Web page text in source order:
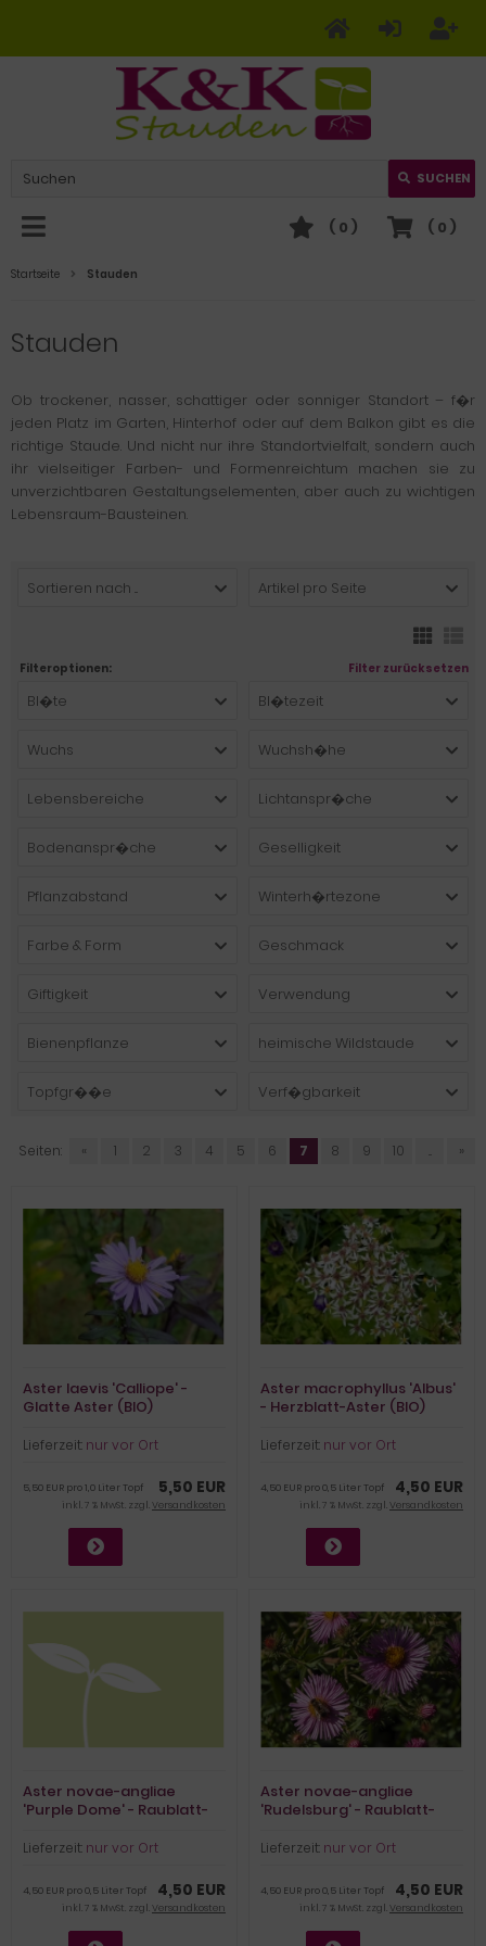
SUCHEN
( 0 )
( 0 )
Startseite Stauden
Stauden
Ob trockener, nasser, schattiger oder sonniger Standort – f�r
jeden Platz im Garten, Hinterhof oder auf dem Balkon gibt es die
richtige Staude. Und nicht nur ihre Standortvielfalt, sondern auch
ihr vielseitiger Farben- und Formenreichtum machen sie zu
unverzichtbaren Gestaltungselementen, aber auch zu wichtigen
Lebensraum-Bausteinen.
Sortieren nach ... Artikel pro Seite
Filteroptionen: Filter zurücksetzen
Bl�te Bl�tezeit
Wuchs Wuchsh�he
Lebensbereiche Lichtanspr�che
Bodenanspr�che Geselligkeit
Pflanzabstand Winterh�rtezone
Farbe & Form Geschmack
Giftigkeit Verwendung
Bienenpflanze heimische Wildstaude
Topfgr��e Verf�gbarkeit
Seiten: « 1 2 3 4 5 6 7 8 9 10 ... »
Aster laevis 'Calliope' -
Glatte Aster (BIO)
Lieferzeit: nur vor Ort
5,50 EUR
5,50 EUR pro 1,0 Liter Topf
inkl. 7 % MwSt. zzgl.Versandkosten
Aster macrophyllus 'Albus'
- Herzblatt-Aster (BIO)
Lieferzeit: nur vor Ort
4,50 EUR
4,50 EUR pro 0,5 Liter Topf
inkl. 7 % MwSt. zzgl.Versandkosten
Aster novae-angliae
'Purple Dome' - Raublatt-
Lieferzeit: nur vor Ort
4,50 EUR
4,50 EUR pro 0,5 Liter Topf
inkl. 7 % MwSt. zzgl.Versandkosten
Aster novae-angliae
'Rudelsburg' - Raublatt-
Lieferzeit: nur vor Ort
4,50 EUR
4,50 EUR pro 0,5 Liter Topf
inkl. 7 % MwSt. zzgl.Versandkosten